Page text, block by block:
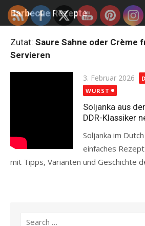
Skip
Barbecue Rezepte
Zutat: Saure Sahne oder Crème
Servieren
Posted
on
3. Februar 2026
WURST
Soljanka aus
DDR-Klassiker
Soljanka im
einfaches
mit Tipps, Varianten und Geschichte
Search